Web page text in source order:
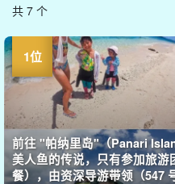
共 7 个
前往 "帕纳里岛"（Panari
美人鱼的传说，只有参加旅
餐），由资深导游带领（547